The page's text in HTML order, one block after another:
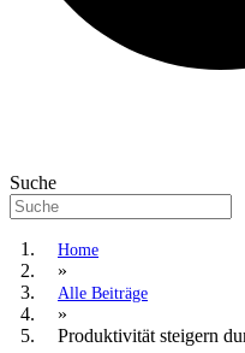
Suche
Home
»
Alle Beiträge
»
Produktivität steigern